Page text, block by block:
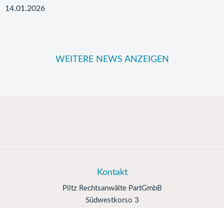
14.01.2026
WEITERE NEWS ANZEIGEN
Kontakt
Piltz Rechtsanwälte PartGmbB
Südwestkorso 3